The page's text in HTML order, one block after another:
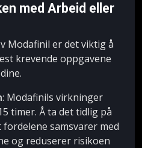
med Arbeid eller
Modafinil er det viktig å
krevende oppgavene
: Modafinils virkninger
timer. Å ta det tidlig på
samsvarer med
og reduserer risikoen